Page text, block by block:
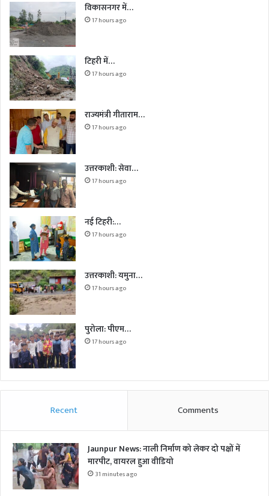
विकासनगर में…
17 hours ago
टिहरी में…
17 hours ago
राज्यमंत्री गीताराम…
17 hours ago
उत्तरकाशी: सेवा…
17 hours ago
नई टिहरी:…
17 hours ago
उत्तरकाशी: यमुना…
17 hours ago
पुरोला: पीएम…
17 hours ago
Recent Comments
Jaunpur News: नाली निर्माण को लेकर दो पक्षों में
मारपीट, वायरल हुआ वीडियो
31 minutes ago